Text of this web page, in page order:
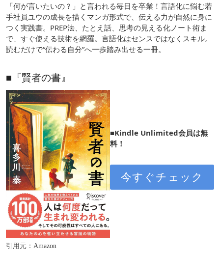
「何が言いたいの？」と言われる毎日を卒業！言語化に悩む若
手社員ユウの成長を描くマンガ形式で、伝える力が自然に身に
つく実践書。PREP法、たとえ話、思考の見える化ノート術ま
で、すぐ使える技術を網羅。言語化はセンスではなくスキル。
読むだけで“伝わる自分”へ一歩踏み出せる一冊。
■『賢者の書』
引用元：Amazon
■Kindle Unlimited会員は無
料！
今すぐチェック